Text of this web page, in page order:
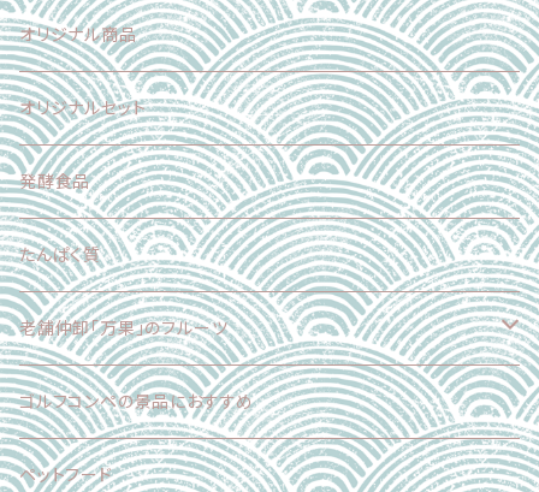
加工食品
スイーツ
魚介類
加工食品
スイーツ
果物
魚介類
肉
乳製品
麺
スイーツ
加工食品
オリジナル商品
オリジナルセット
発酵食品
たんぱく質
老舗仲卸「万果」のフルーツ
フードロス削減企画
正品（ギフト対応可）
ゴルフコンペの景品におすすめ
ペットフード